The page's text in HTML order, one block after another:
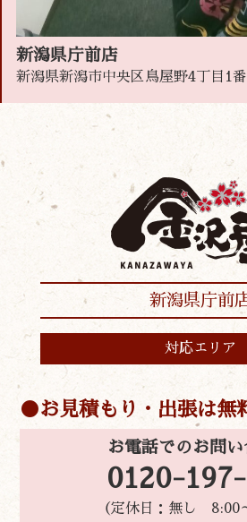
新潟県庁前店
新潟県新潟市中央区鳥屋野4丁目1
新潟県庁前
対応エリア
お見積もり・出張は無
お電話でのお問
0120-
（定休日：無し 8:00